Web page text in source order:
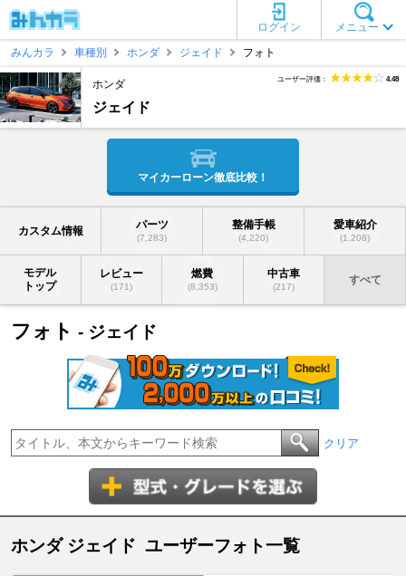
メニュー
ログイン
みんカラ
車種別 ホンダ ジェイド フォト
ホンダ
ジェイド
ユーザー評価： 4.48
マイカーローン徹底比較！
カスタム情報 パーツ
(7,283)
整備手帳
(4,220)
愛車紹介
(1,208)
モデル
トップ
レビュー
(171)
燃費
(8,353)
中古車
(217)
すべて
フォト - ジェイド
クリア
ホンダ ジェイド ユーザーフォト一覧